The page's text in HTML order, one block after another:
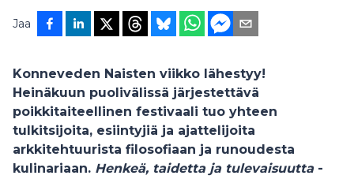
Jaa
Konneveden Naisten viikko lähestyy!
Heinäkuun puolivälissä järjestettävä
poikkitaiteellinen festivaali tuo yhteen
tulkitsijoita, esiintyjiä ja ajattelijoita
arkkitehtuurista filosofiaan ja runoudesta
kulinariaan. Henkeä, taidetta ja tulevaisuutta -